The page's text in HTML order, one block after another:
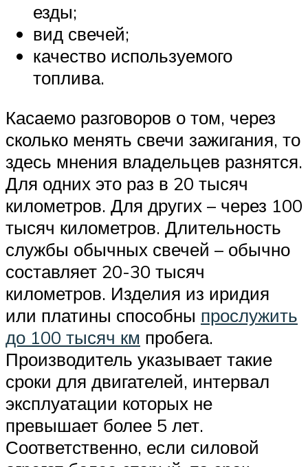
езды;
вид свечей;
качество используемого
топлива.
Касаемо разговоров о том, через
сколько менять свечи зажигания, то
здесь мнения владельцев разнятся.
Для одних это раз в 20 тысяч
километров. Для других – через 100
тысяч километров. Длительность
службы обычных свечей – обычно
составляет 20-30 тысяч
километров. Изделия из иридия
или платины способны прослужить
до 100 тысяч км пробега.
Производитель указывает такие
сроки для двигателей, интервал
эксплуатации которых не
превышает более 5 лет.
Соответственно, если силовой